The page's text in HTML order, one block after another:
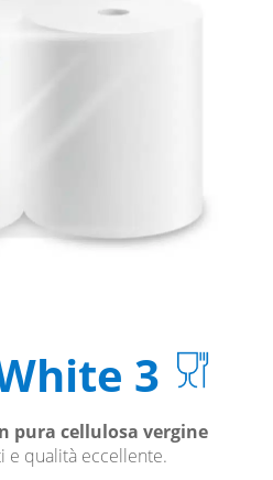
3
pura cellulosa vergine
e qualità eccellente.